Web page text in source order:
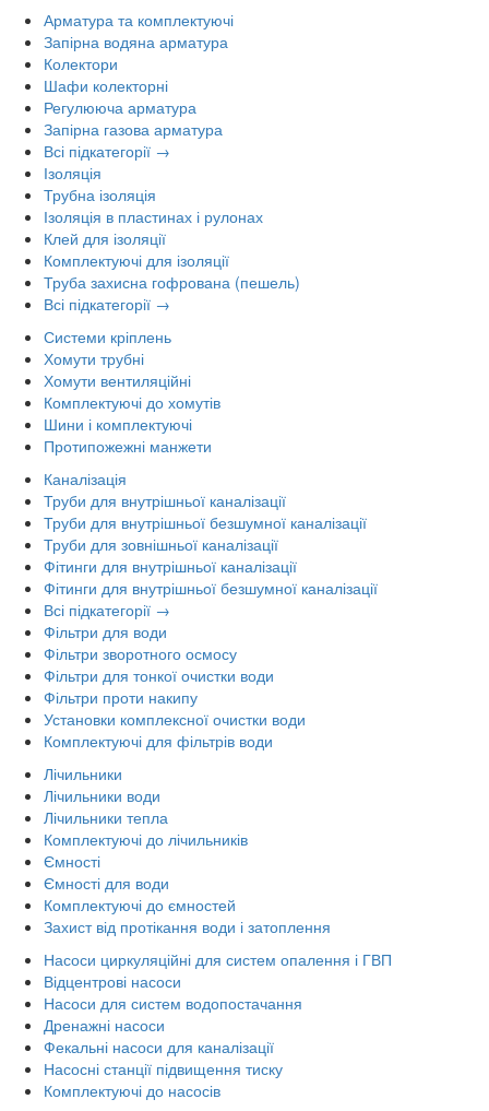
Арматура та комплектуючі
Запірна водяна арматура
Колектори
Шафи колекторні
Регулююча арматура
Запірна газова арматура
Всі підкатегорії →
Ізоляція
Трубна ізоляція
Ізоляція в пластинах і рулонах
Клей для ізоляції
Комплектуючі для ізоляції
Труба захисна гофрована (пешель)
Всі підкатегорії →
Системи кріплень
Хомути трубні
Хомути вентиляційні
Комплектуючі до хомутів
Шини і комплектуючі
Протипожежні манжети
Каналізація
Труби для внутрішньої каналізації
Труби для внутрішньої безшумної каналізації
Труби для зовнішньої каналізації
Фітинги для внутрішньої каналізації
Фітинги для внутрішньої безшумної каналізації
Всі підкатегорії →
Фільтри для води
Фільтри зворотного осмосу
Фільтри для тонкої очистки води
Фільтри проти накипу
Установки комплексної очистки води
Комплектуючі для фільтрів води
Лічильники
Лічильники води
Лічильники тепла
Комплектуючі до лічильників
Ємності
Ємності для води
Комплектуючі до ємностей
Захист від протікання води і затоплення
Насоси циркуляційні для систем опалення і ГВП
Відцентрові насоси
Насоси для систем водопостачання
Дренажні насоси
Фекальні насоси для каналізації
Насосні станції підвищення тиску
Комплектуючі до насосів